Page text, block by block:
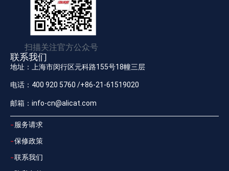
扫描关注官方公众号
联系我们
地址：上海市闵行区元科路155号18幢三层
电话：400 920 5760 /+86-21-61519020
邮箱：info-cn@alicat.com
服务请求
保修政策
联系我们